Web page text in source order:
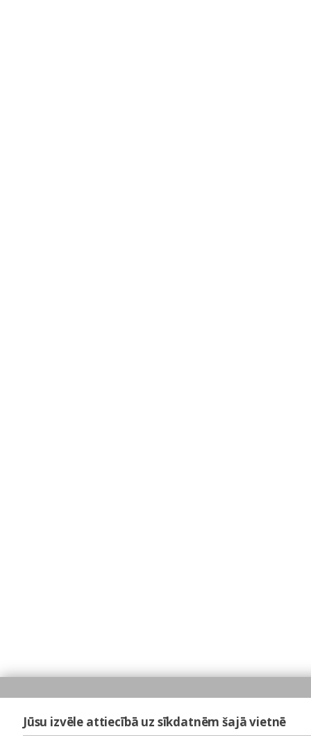
Jūsu izvēle attiecībā uz sīkdatnēm šajā vietnē